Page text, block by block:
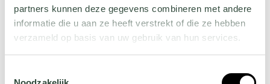
partners kunnen deze gegevens combineren met andere
informatie die u aan ze heeft verstrekt of die ze hebben
verzameld op basis van uw gebruik van hun services.
jehier.